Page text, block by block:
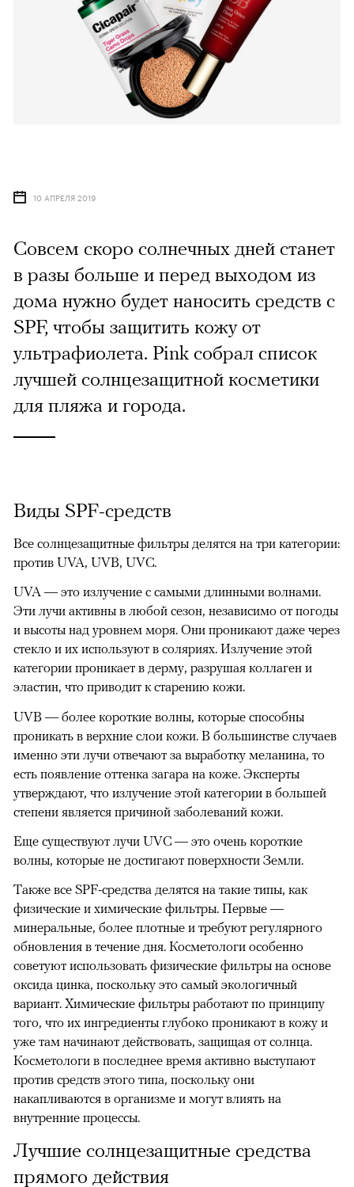
10 АПРЕЛЯ 2019
Совсем скоро солнечных дней станет
в разы больше и перед выходом из
дома нужно будет наносить средств с
SPF, чтобы защитить кожу от
ультрафиолета. Pink собрал список
лучшей солнцезащитной косметики
для пляжа и города.
Виды SPF-средств
Все солнцезащитные фильтры делятся на три категории:
против UVA, UVB, UVC.
UVA — это излучение с самыми длинными волнами.
Эти лучи активны в любой сезон, независимо от погоды
и высоты над уровнем моря. Они проникают даже через
стекло и их используют в соляриях. Излучение этой
категории проникает в дерму, разрушая коллаген и
эластин, что приводит к старению кожи.
UVB — более короткие волны, которые способны
проникать в верхние слои кожи. В большинстве случаев
именно эти лучи отвечают за выработку меланина, то
есть появление оттенка загара на коже. Эксперты
утверждают, что излучение этой категории в большей
степени является причиной заболеваний кожи.
Еще существуют лучи UVC — это очень короткие
волны, которые не достигают поверхности Земли.
Также все SPF-средства делятся на такие типы, как
физические и химические фильтры. Первые —
минеральные, более плотные и требуют регулярного
обновления в течение дня. Косметологи особенно
советуют использовать физические фильтры на основе
оксида цинка, поскольку это самый экологичный
вариант. Химические фильтры работают по принципу
того, что их ингредиенты глубоко проникают в кожу и
уже там начинают действовать, защищая от солнца.
Косметологи в последнее время активно выступают
против средств этого типа, поскольку они
накапливаются в организме и могут влиять на
внутренние процессы.
Лучшие солнцезащитные средства
прямого действия